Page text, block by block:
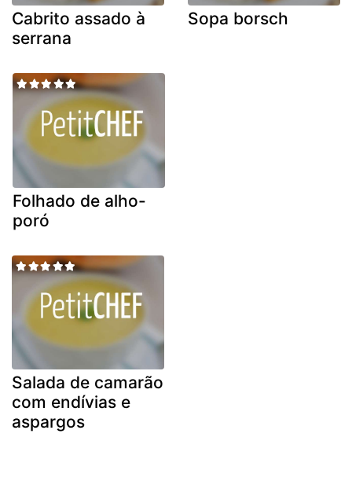
Cabrito assado à
serrana
Sopa borsch
Folhado de alho-
poró
Salada de camarão
com endívias e
aspargos